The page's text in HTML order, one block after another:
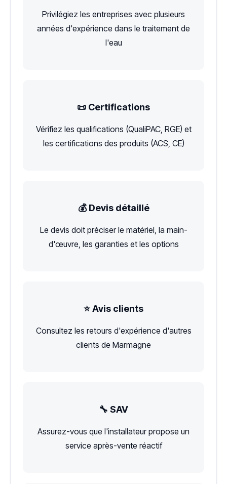
Privilégiez les entreprises avec plusieurs
années d'expérience dans le traitement de
l'eau
📜 Certifications
Vérifiez les qualifications (QualiPAC, RGE) et
les certifications des produits (ACS, CE)
💰 Devis détaillé
Le devis doit préciser le matériel, la main-
d'œuvre, les garanties et les options
⭐ Avis clients
Consultez les retours d'expérience d'autres
clients de Marmagne
🔧 SAV
Assurez-vous que l'installateur propose un
service après-vente réactif